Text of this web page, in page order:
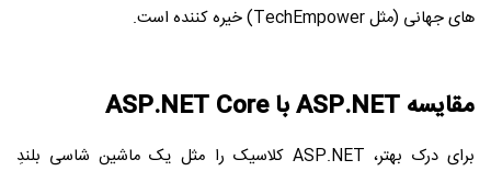
های جهانی (مثل TechEmpower) خیره‌ کننده است.
مقایسه ASP.NET با ASP.NET Core
برای درک بهتر، ASP.NET کلاسیک را مثل یک ماشین شاسی ‌بلندِ